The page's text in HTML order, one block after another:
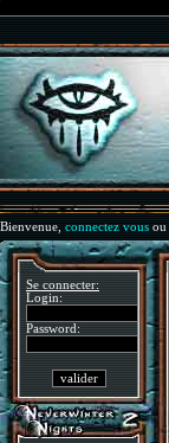
Bienvenue, connectez vous ou
Se connecter:
Login:
Password: